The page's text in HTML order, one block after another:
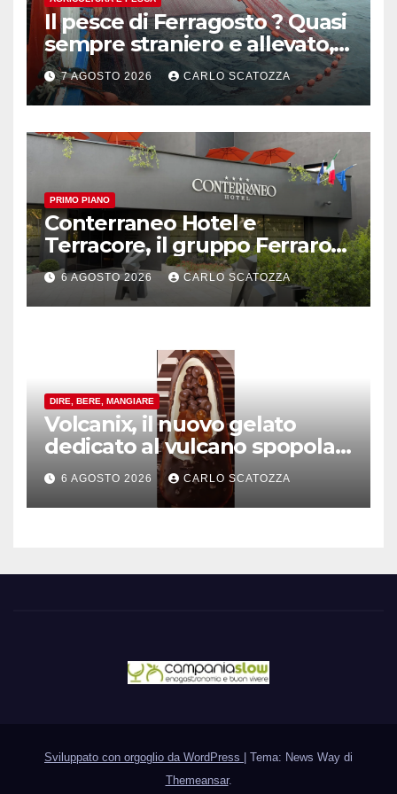
Il pesce di Ferragosto ? Quasi
sempre straniero e allevato,
in sofferenza
7 AGOSTO 2026 CARLO SCATOZZA
PRIMO PIANO
Conterraneo Hotel e
Terracore, il gruppo Ferraro
amplia l’ ospitalità e il gusto
alle porte di Caserta
6 AGOSTO 2026 CARLO SCATOZZA
DIRE, BERE, MANGIARE
Volcanix, il nuovo gelato
dedicato al vulcano spopola,
è nato a Caivano
6 AGOSTO 2026 CARLO SCATOZZA
Sviluppato con orgoglio da WordPress
Tema: News Way di
Themeansar.